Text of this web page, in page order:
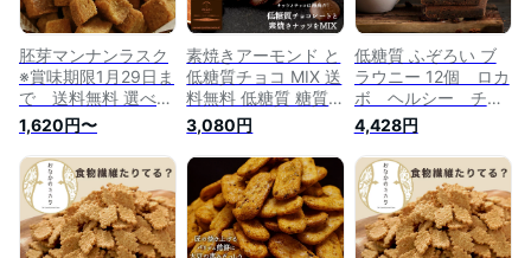
胚芽マンナンラスク
※賞味期限1月29日ま
で 送料無料 選べる
ラスク ヘルシー ス
イーツ マンナン 食
物繊維 小麦胚芽 ダ
イエット ビードット
ラボ ビーラボ
B.LABO 蒲屋忠兵衛
商店
1,620円〜
素焼きアーモンド と
低糖質チョコ MIX 送
料無料 低糖質 糖質
制限 ヘルシー チョ
コレート ダイエット
ナッツ スイーツ ビ
ードットラボ ビーラ
ボ B.LABO 蒲屋忠兵
衛商店
3,080円
低糖質 ふぞろい ブ
ラウニー 12個 ロカ
ボ ヘルシー チョ
コレート ダイエッ
ト スイーツ 焼き
菓子 オヤツ ビー
ドットラボ ビーラ
ボ B.LABO 蒲屋忠
兵衛商店
4,428円